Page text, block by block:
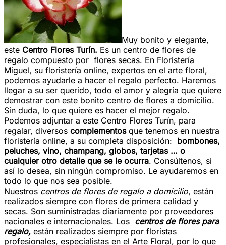
Muy bonito y elegante,
este Centro Flores Turín. Es un centro de flores de
regalo compuesto por flores secas. En Floristería
Miguel, su floristería online, expertos en el arte floral,
podemos ayudarle a hacer el regalo perfecto. Haremos
llegar a su ser querido, todo el amor y alegría que quiere
demostrar con este bonito centro de flores a domicilio.
Sin duda, lo que quiere es hacer el mejor regalo.
Podemos adjuntar a este Centro Flores Turín, para
regalar, diversos complementosque tenemos en nuestra
floristería online, a su completa disposición: bombones,
peluches, vino, champang, globos, tarjetas … o
cualquier otro detalle que se le ocurra. Consúltenos, si
así lo desea, sin ningún compromiso. Le ayudaremos en
todo lo que nos sea posible.
Nuestros centros de flores de regalo a domicilio, están
realizados siempre con flores de primera calidad y
secas. Son suministradas diariamente por proveedores
nacionales e internacionales. Los centros de flores para
regalo, están realizados siempre por floristas
profesionales, especialistas en el Arte Floral, por lo que